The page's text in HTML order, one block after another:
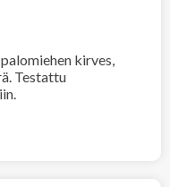
kirves,
Testattu